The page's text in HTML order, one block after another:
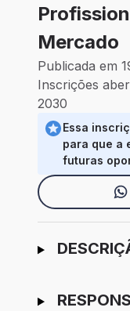
Mercado
Publicada em
Inscrições
2030
Essa
para que a
futuras
Ir para